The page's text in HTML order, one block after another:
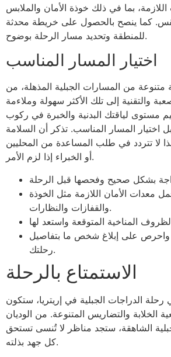
اللازمة، بما في ذلك خوذة الأمان والملابس
كما ينصح بالحصول على خريطة محدثة
للمنطقة وتحديد مسار الرحلة بوضوح.
اختيار المسار المناسب
متنوعة من المسارات الجبلية المذهلة، من
والتقنية إلى تلك الأكثر سهولة وملاءمة
مستوى لياقتك البدنية والخبرة في ركوب
اختيار المسار المناسب. تذكر أن السلامة
لا تتردد في طلب المساعدة من المحليين
أو الخبراء إذا لزم الأمر.
معدات الأمان اللازمة مثل الخوذة
والقفازات والنظارات.
على إبلاغ شخص ما بتفاصيل
رحلتك.
الاستمتاع بالرحلة
رحلة الدراجات الجبلية في إريتريا، ستكون
الخلابة والتضاريس المتنوعة. من الوديان
الشاهقة، ستجد مناظر لا تُنسى تستحق
كل جهد بذلته.